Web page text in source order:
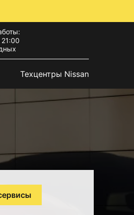
Техцентры Nissan